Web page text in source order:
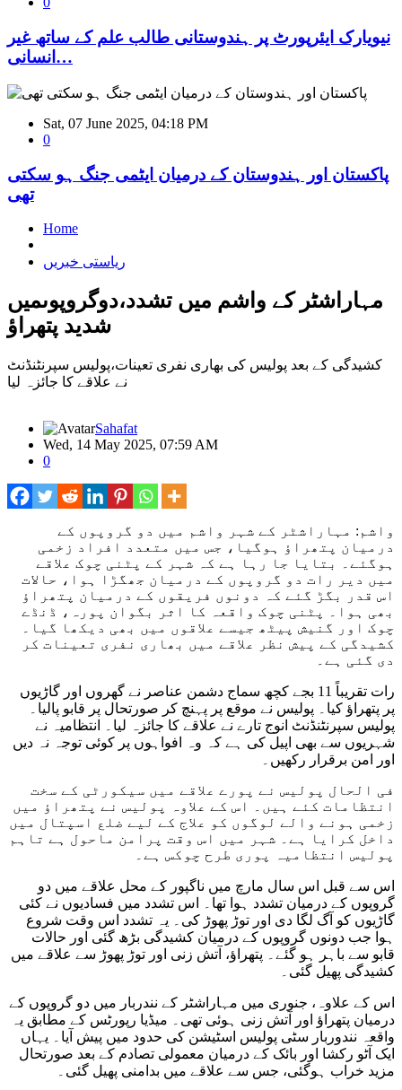
نیویارک ایئرپورٹ پر ہندوستانی طالب علم کے ساتھ غیر
انسانی…
Sat, 07 June 2025, 04:18 PM
0
پاکستان اور ہندوستان کے درمیان ایٹمی جنگ ہو سکتی
تھی
Home
ریاستی خبریں
مہاراشٹر کے واشم میں تشدد،دوگروپوںمیں
شدید پتھراؤ
کشیدگی کے بعد پولیس کی بھاری نفری تعینات،پولیس سپرنٹنڈنٹ
نے علاقے کا جائزہ لیا
Sahafat
Wed, 14 May 2025, 07:59 AM
0
واشم: مہاراشٹر کے شہر واشم میں دو گروپوں کے
درمیان پتھراؤ ہوگیا، جس میں متعدد افراد زخمی
ہوگئے۔ بتایا جا رہا ہے کہ شہر کے پٹنی چوک علاقے
میں دیر رات دو گروپوں کے درمیان جھگڑا ہوا، حالات
اس قدر بگڑ گئے کہ دونوں فریقوں کے درمیان پتھراؤ
بھی ہوا۔ پٹنی چوک واقعہ کا اثر بگوان پورہ، ڈنڈے
چوک اور گنیش پیٹھ جیسے علاقوں میں بھی دیکھا گیا۔
کشیدگی کے پیش نظر علاقے میں بھاری نفری تعینات کر
دی گئی ہے۔
رات تقریباً 11 بجے کچھ سماج دشمن عناصر نے گھروں اور گاڑیوں
پر پتھراؤ کیا۔ پولیس نے موقع پر پہنچ کر صورتحال پر قابو پالیا۔
پولیس سپرنٹنڈنٹ انوج تارے نے علاقے کا جائزہ لیا۔ انتظامیہ نے
شہریوں سے بھی اپیل کی ہے کہ وہ افواہوں پر کوئی توجہ نہ دیں
اور امن برقرار رکھیں۔
فی الحال پولیس نے پورے علاقے میں سیکورٹی کے سخت
انتظامات کئے ہیں۔ اس کے علاوہ پولیس نے پتھراؤ میں
زخمی ہونے والے لوگوں کو علاج کے لیے ضلع اسپتال میں
داخل کرایا ہے۔ شہر میں اس وقت پرامن ماحول ہے تاہم
پولیس انتظامیہ پوری طرح چوکس ہے۔
اس سے قبل اس سال مارچ میں ناگپور کے محل علاقے میں دو
گروپوں کے درمیان تشدد ہوا تھا۔ اس تشدد میں فسادیوں نے کئی
گاڑیوں کو آگ لگا دی اور توڑ پھوڑ کی۔ یہ تشدد اس وقت شروع
ہوا جب دونوں گروپوں کے درمیان کشیدگی بڑھ گئی اور حالات
قابو سے باہر ہو گئے۔ پتھراؤ، آتش زنی اور توڑ پھوڑ سے علاقے میں
کشیدگی پھیل گئی۔
اس کے علاوہ، جنوری میں مہاراشٹر کے نندربار میں دو گروپوں کے
درمیان پتھراؤ اور آتش زنی ہوئی تھی۔ میڈیا رپورٹس کے مطابق یہ
واقعہ نندوربار سٹی پولیس اسٹیشن کی حدود میں پیش آیا۔ یہاں
ایک آٹو رکشا اور بائک کے درمیان معمولی تصادم کے بعد صورتحال
مزید خراب ہوگئی، جس سے علاقے میں بدامنی پھیل گئی۔